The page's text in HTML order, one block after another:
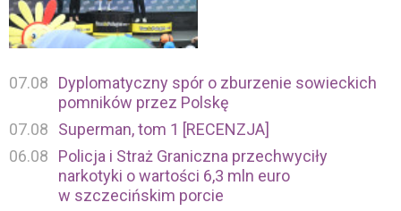
07.08
Dyplomatyczny spór o zburzenie sowieckich
pomników przez Polskę
07.08
Superman, tom 1 [RECENZJA]
06.08
Policja i Straż Graniczna przechwyciły
narkotyki o wartości 6,3 mln euro
w szczecińskim porcie